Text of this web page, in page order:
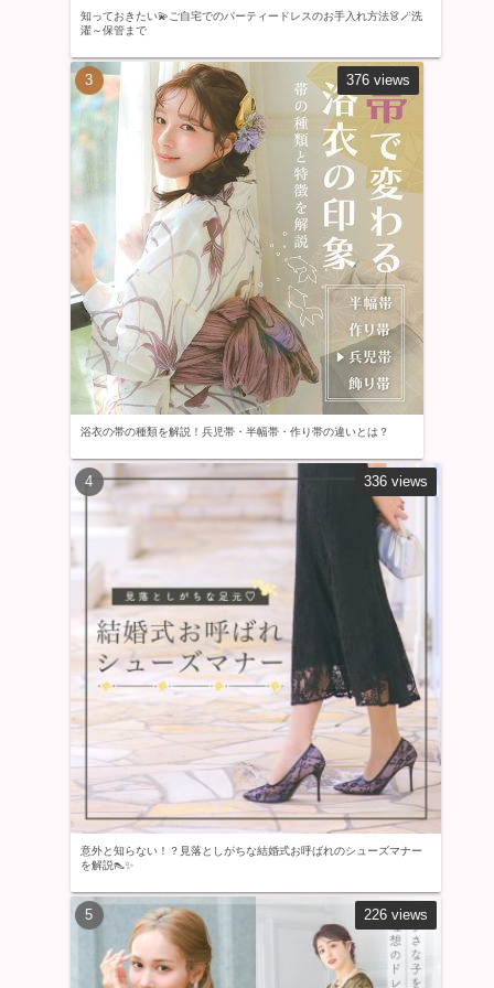
知っておきたい💫ご自宅でのパーティードレスのお手入れ方法👗🪄洗
濯～保管まで
浴衣の帯の種類を解説！兵児帯・半幅帯・作り帯の違いとは？
376 views
意外と知らない！？見落としがちな結婚式お呼ばれのシューズマナー
を解説👠✨
336 views
226 views